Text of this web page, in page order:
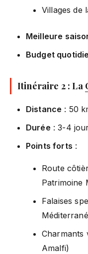
Villages de
Meilleure
Budget
Itinéraire 2 : La
Distance : 50
Durée : 3-4
Points forts :
Route
Patrimoine
Falaises
Charmants
Amalfi)